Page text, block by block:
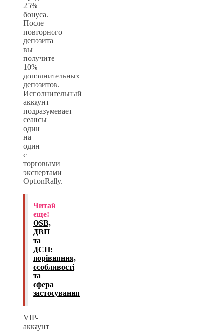
25%
бонуса.
После
повторного
депозита
вы
получите
10%
дополнительных
депозитов.
Исполнительный
аккаунт
подразумевает
сеансы
один
на
один
с
торговыми
экспертами
OptionRally.
Читай
еще!
OSB,
ДВП
та
ДСП:
порівняння,
особливості
та
сфера
застосування
VIP-
аккаунт